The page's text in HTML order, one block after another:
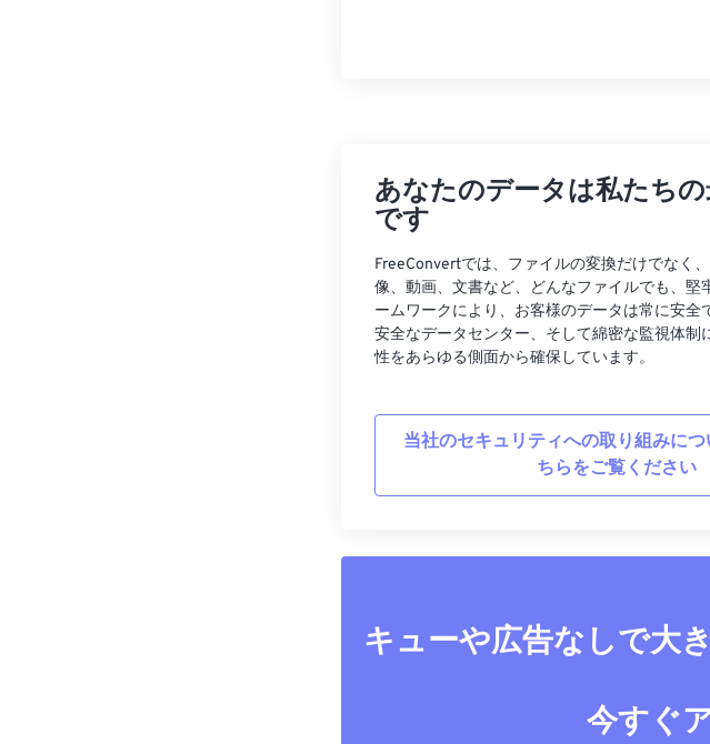
あなたのデータは私たち
です
FreeConvertでは、ファイルの変換だけでなく
像、動画、文書など、どんなファイルでも、堅
ームワークにより、お客様のデータは常に安全
安全なデータセンター、そして綿密な監視体制
性をあらゆる側面から確保しています。
当社のセキュリティへの取り組みに
ちらをご覧ください
キューや広告なしで大
今すぐ